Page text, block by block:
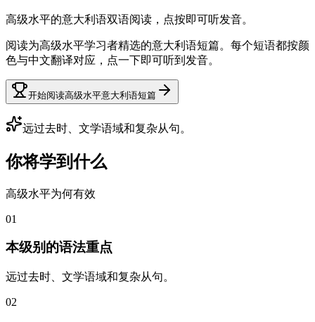
高级水平的意大利语双语阅读，点按即可听发音。
阅读为高级水平学习者精选的意大利语短篇。每个短语都按颜
色与中文翻译对应，点一下即可听到发音。
开始阅读高级水平意大利语短篇
远过去时、文学语域和复杂从句。
你将学到什么
高级水平为何有效
01
本级别的语法重点
远过去时、文学语域和复杂从句。
02